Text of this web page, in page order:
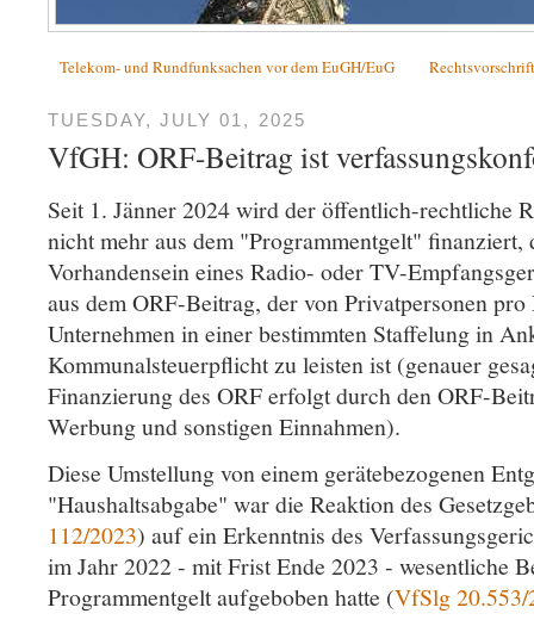
Telekom- und Rundfunksachen vor dem EuGH/EuG
TUESDAY, JULY 01, 2025
VfGH: ORF-Beitrag ist
Seit 1. Jänner 2024 wird der öffentlich-rechtliche
nicht mehr aus dem "Programmentgelt" finanziert,
Vorhandensein eines Radio- oder TV-
aus dem ORF-Beitrag, der von Privatpersonen
Unternehmen in einer bestimmten Staffelung in
Kommunalsteuerpflicht zu leisten ist (genauer
Finanzierung des ORF erfolgt durch den ORF-
Werbung und sonstigen Einnahmen).
Diese Umstellung von einem gerätebezogenen
"Haushaltsabgabe" war die Reaktion des
112/2023) auf ein Erkenntnis des
im Jahr 2022 - mit Frist Ende 2023 - wesentliche
Programmentgelt aufgeboben hatte (VfSlg 20.553/